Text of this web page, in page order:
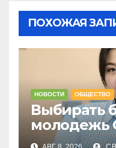
ПОХОЖАЯ
НОВОСТИ ОБЩЕСТВО
Выбирать
молодежь
не